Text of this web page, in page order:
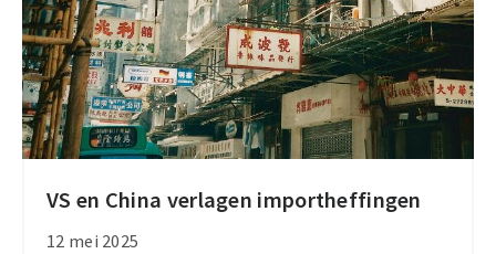
VS en China verlagen importheffingen
12 mei 2025
VS
en